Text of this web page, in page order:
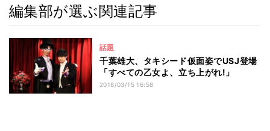
編集部が選ぶ関連記事
話題
千葉雄大、タキシード仮面姿でUSJ登場
「すべての乙女よ、立ち上がれ!」
2018/03/15 16:58